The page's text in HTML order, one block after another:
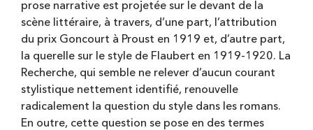
prose narrative est projetée sur le devant de la
scène littéraire, à travers, d’une part, l’attribution
du prix Goncourt à Proust en 1919 et, d’autre part,
la querelle sur le style de Flaubert en 1919-1920. La
Recherche, qui semble ne relever d’aucun courant
stylistique nettement identifié, renouvelle
radicalement la question du style dans les romans.
En outre, cette question se pose en des termes